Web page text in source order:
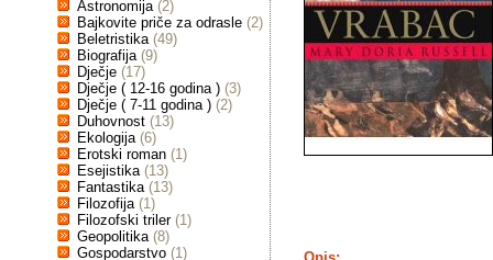
Astronomija (2)
Bajkovite priče za odrasle (2)
Beletristika (49)
Biografija (9)
Dječje (17)
Dječje ( 12-16 godina ) (3)
Dječje ( 7-11 godina ) (2)
Duhovnost (13)
Ekologija (6)
Erotski roman (1)
Esejistika (13)
Fantastika (13)
Filozofija (1)
Filozofski triler (1)
Geopolitika (8)
Gospodarstvo (1)